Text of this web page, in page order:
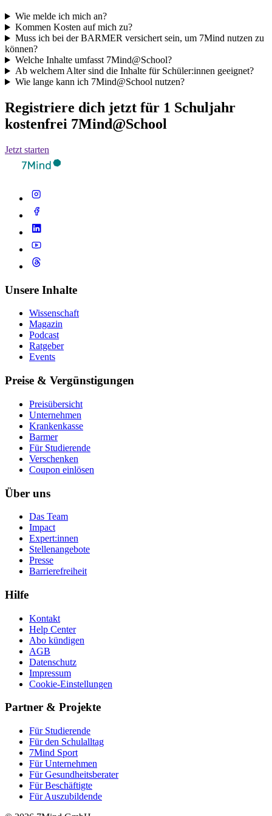
Wie melde ich mich an?
Kommen Kosten auf mich zu?
Muss ich bei der BARMER versichert sein, um 7Mind nutzen zu
können?
Welche Inhalte umfasst 7Mind@School?
Ab welchem Alter sind die Inhalte für Schüler:innen geeignet?
Wie lange kann ich 7Mind@School nutzen?
Registriere dich jetzt für 1 Schuljahr
kostenfrei 7Mind@School
Jetzt starten
Unsere Inhalte
Wissenschaft
Magazin
Podcast
Ratgeber
Events
Preise & Vergünstigungen
Preisübersicht
Unternehmen
Krankenkasse
Barmer
Für Studierende
Ver­schen­ken
Coupon einlösen
Über uns
Das Team
Impact
Expert:innen
Stellenangebote
Presse
Barrierefreiheit
Hilfe
Kontakt
Help Center
Abo kündigen
AGB
Datenschutz
Impressum
Cookie-Einstellungen
Partner & Projekte
Für Stu­die­rende
Für den Schulalltag
7Mind Sport
Für Unter­neh­men
Für Gesund­heits­be­ra­ter
Für Beschäftigte
Für Auszubildende